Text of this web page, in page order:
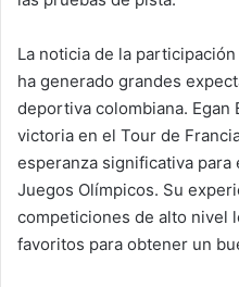
La noticia de la
ha generado grandes
deportiva colombiana. Egan
victoria en el Tour de
esperanza significativa
Juegos Olímpicos. Su
competiciones de alto nivel
favoritos para obtener un